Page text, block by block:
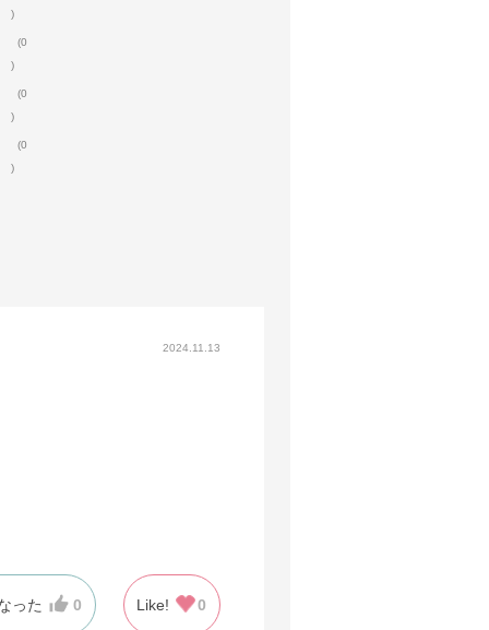
)
(0
)
(0
)
(0
)
2024.11.13
った 0 Like! 0